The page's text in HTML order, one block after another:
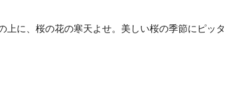
上に、桜の花の寒天よせ。美しい桜の季節にピッタ